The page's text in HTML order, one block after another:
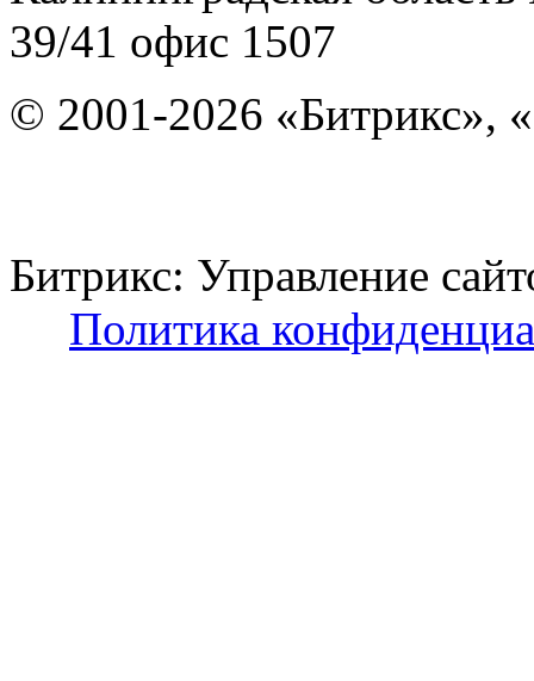
39/41 офис 1507
© 2001-2026 «Битрикс»,
Битрикс: Управление
Политика